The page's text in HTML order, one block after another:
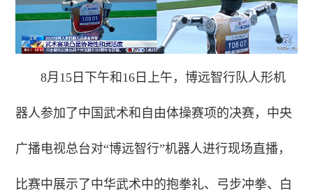
8月15日下午和16日上午，博远智行队人形机
器人参加了中国武术和自由体操赛项的决赛，中央
广播电视总台对“博远智行”机器人进行现场直播，
比赛中展示了中华武术中的抱拳礼、弓步冲拳、白